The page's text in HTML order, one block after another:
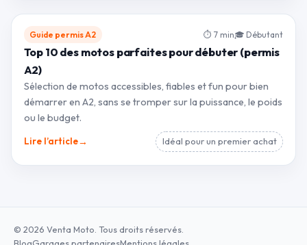
Guide permis A2 ⏱ 7 min🎓 Débutant
Top 10 des motos parfaites pour débuter (permis
A2)
Sélection de motos accessibles, fiables et fun pour bien
démarrer en A2, sans se tromper sur la puissance, le poids
ou le budget.
Lire l’article→ Idéal pour un premier achat
© 2026 Venta Moto. Tous droits réservés.